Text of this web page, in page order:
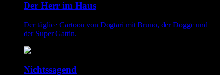
Der Herr im Haus
Der täglice Cartoon von Dogtari mit Bruno, der Dogge und
der Super Gattin.
Nichtssagend